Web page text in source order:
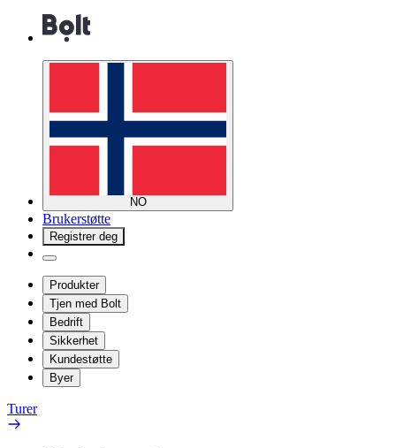
NO
Brukerstøtte
Registrer deg
Produkter
Tjen med Bolt
Bedrift
Sikkerhet
Kundestøtte
Byer
Turer